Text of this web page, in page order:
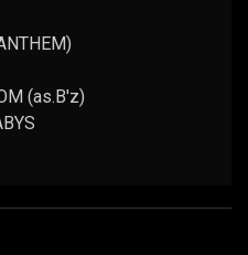
(as.B'z)